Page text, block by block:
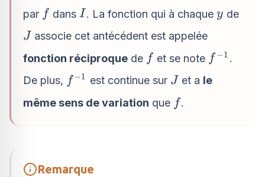
par ff dansI
I. La fonction qui à chaquey
y de
J
J associe cet antécédent est appelée
fonction réciproque de ff et se note f^{-1}
f −1 .
De plus, f^{-1}
f−1 est continue sur J
J et a le
même sens de variation que ff.
Remarque